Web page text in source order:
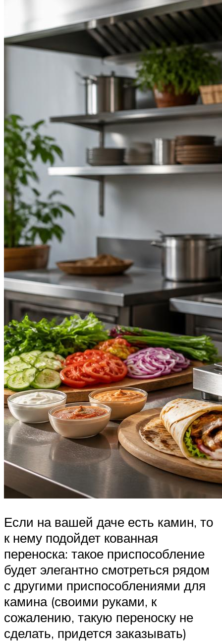
Если на вашей даче есть камин, то
к нему подойдет кованная
переноска: такое приспособление
будет элегантно смотреться рядом
с другими приспособлениями для
камина (своими руками, к
сожалению, такую переноску не
сделать, придется заказывать)